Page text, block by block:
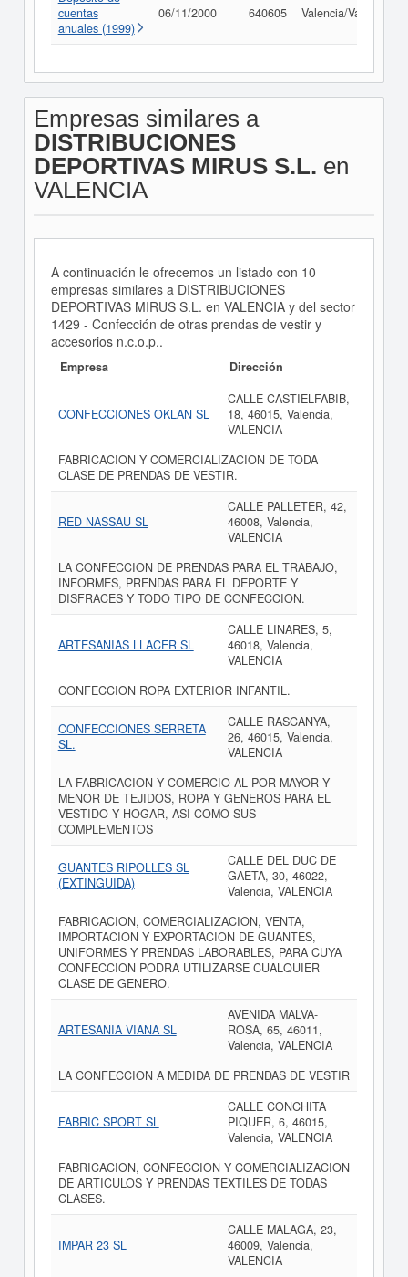
cuentas
anuales (1999)
06/11/2000 640605 Valencia/València
Empresas similares a
DISTRIBUCIONES
DEPORTIVAS MIRUS S.L. en
VALENCIA
A continuación le ofrecemos un listado con 10
empresas similares a DISTRIBUCIONES
DEPORTIVAS MIRUS S.L. en VALENCIA y del sector
1429 - Confección de otras prendas de vestir y
accesorios n.c.o.p..
Empresa Dirección
CONFECCIONES OKLAN SL
CALLE CASTIELFABIB,
18, 46015, Valencia,
VALENCIA
FABRICACION Y COMERCIALIZACION DE TODA
CLASE DE PRENDAS DE VESTIR.
RED NASSAU SL
CALLE PALLETER, 42,
46008, Valencia,
VALENCIA
LA CONFECCION DE PRENDAS PARA EL TRABAJO,
INFORMES, PRENDAS PARA EL DEPORTE Y
DISFRACES Y TODO TIPO DE CONFECCION.
ARTESANIAS LLACER SL
CALLE LINARES, 5,
46018, Valencia,
VALENCIA
CONFECCION ROPA EXTERIOR INFANTIL.
CONFECCIONES SERRETA
SL.
CALLE RASCANYA,
26, 46015, Valencia,
VALENCIA
LA FABRICACION Y COMERCIO AL POR MAYOR Y
MENOR DE TEJIDOS, ROPA Y GENEROS PARA EL
VESTIDO Y HOGAR, ASI COMO SUS
COMPLEMENTOS
GUANTES RIPOLLES SL
(EXTINGUIDA)
CALLE DEL DUC DE
GAETA, 30, 46022,
Valencia, VALENCIA
FABRICACION, COMERCIALIZACION, VENTA,
IMPORTACION Y EXPORTACION DE GUANTES,
UNIFORMES Y PRENDAS LABORABLES, PARA CUYA
CONFECCION PODRA UTILIZARSE CUALQUIER
CLASE DE GENERO.
ARTESANIA VIANA SL
AVENIDA MALVA-
ROSA, 65, 46011,
Valencia, VALENCIA
LA CONFECCION A MEDIDA DE PRENDAS DE VESTIR
FABRIC SPORT SL
CALLE CONCHITA
PIQUER, 6, 46015,
Valencia, VALENCIA
FABRICACION, CONFECCION Y COMERCIALIZACION
DE ARTICULOS Y PRENDAS TEXTILES DE TODAS
CLASES.
IMPAR 23 SL
CALLE MALAGA, 23,
46009, Valencia,
VALENCIA